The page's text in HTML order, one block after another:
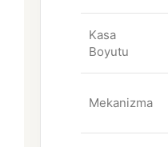
Kasa
Boyutu
Mekanizma